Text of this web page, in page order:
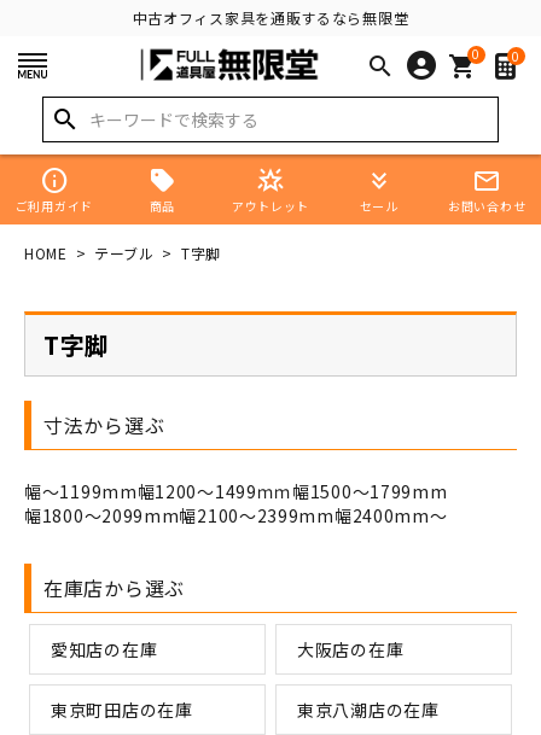
中古オフィス家具を通販するなら無限堂
search 0
shopping_cart 0
search
info
ご利用ガイド 商品
star_shine
アウトレット
keyboard_double_arrow_down
セール
mail_outline
お問い合わせ
HOME テーブル T字脚
T字脚
寸法から選ぶ
幅～1199mm幅1200～1499ｍｍ幅1500～1799mm
幅1800～2099mm幅2100～2399mm幅2400mm～
在庫店から選ぶ
愛知店の在庫 大阪店の在庫
東京町田店の在庫 東京八潮店の在庫